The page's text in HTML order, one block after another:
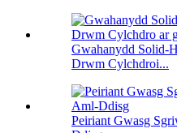
Gwahanydd Solid-
Drwm Cylchdroi...
Peiriant Gwasg